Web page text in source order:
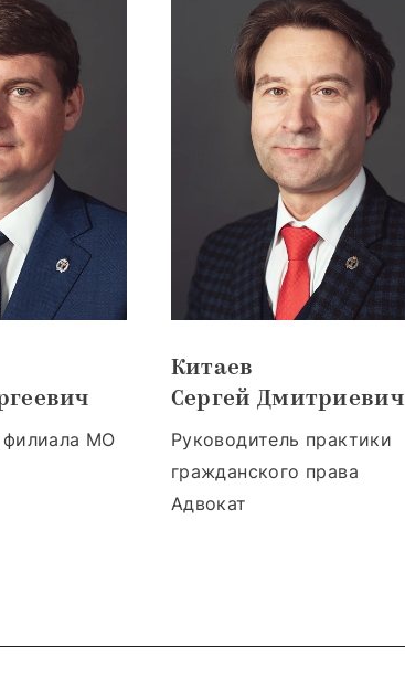
филиала МО
Китаев
Сергей Дмитриевич
Руководитель практики
гражданского права
Адвокат